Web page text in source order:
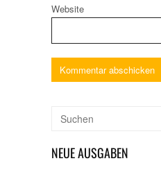
Website
NEUE AUSGABEN